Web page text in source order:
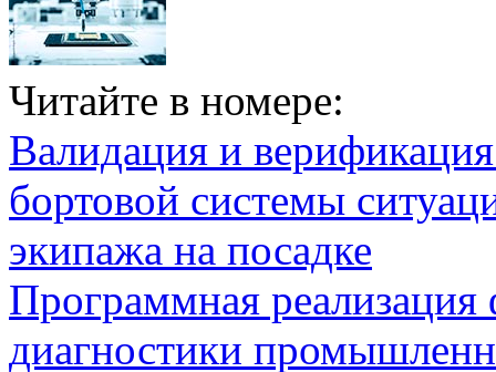
Читайте в номере:
Валидация и
бортовой системы
экипажа на посадке
Программная
диагностики